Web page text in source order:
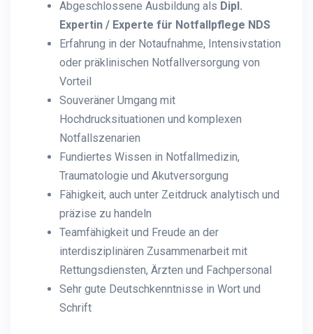
Abgeschlossene Ausbildung als Dipl.
Expertin / Experte für Notfallpflege NDS
Erfahrung in der Notaufnahme, Intensivstation
oder präklinischen Notfallversorgung von
Vorteil
Souveräner Umgang mit
Hochdrucksituationen und komplexen
Notfallszenarien
Fundiertes Wissen in Notfallmedizin,
Traumatologie und Akutversorgung
Fähigkeit, auch unter Zeitdruck analytisch und
präzise zu handeln
Teamfähigkeit und Freude an der
interdisziplinären Zusammenarbeit mit
Rettungsdiensten, Ärzten und Fachpersonal
Sehr gute Deutschkenntnisse in Wort und
Schrift